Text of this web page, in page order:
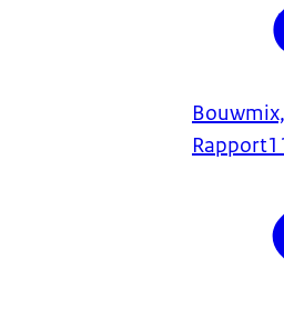
Rapport